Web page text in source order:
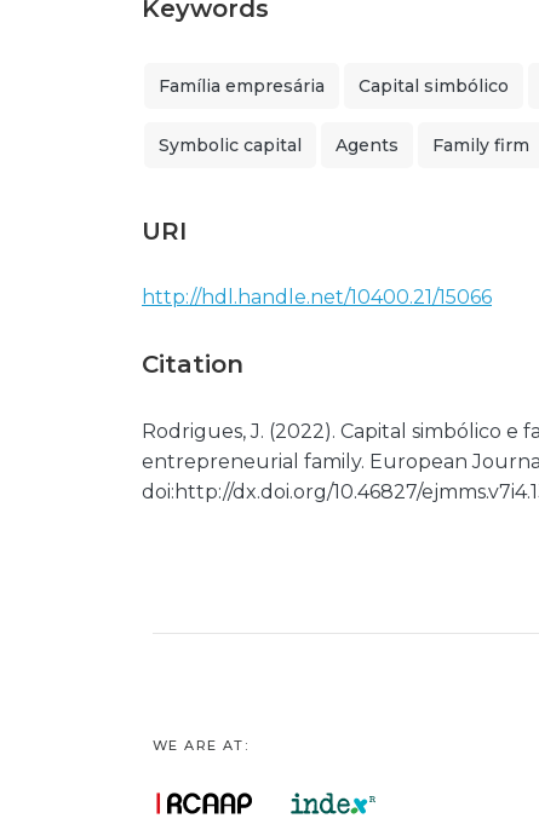
Keywords
Família empresária Capital simbólico
Symbolic capital Agents Family firm
URI
http://hdl.handle.net/10400.21/15066
Citation
Rodrigues, J. (2022). Capital simbólico e
entrepreneurial family. European
doi:http://dx.doi.org/10.46827/
WE ARE AT: